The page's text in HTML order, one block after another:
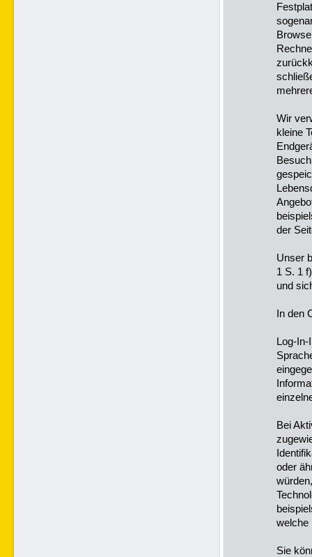
Wir
kleine
der
Unser
1 S. 1
und
In den
Log-In-
Bei
oder
welche
Sie